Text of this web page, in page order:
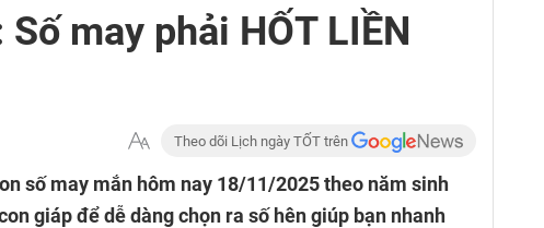
may phải HỐT LIỀN
Theo dõi Lịch ngày TỐT trên
số may mắn hôm nay 18/11/2025 theo năm sinh
giáp để dễ dàng chọn ra số hên giúp bạn nhanh